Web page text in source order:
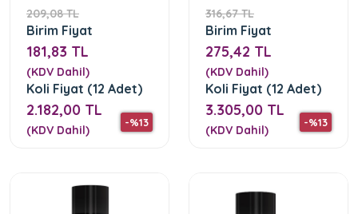
209,08 TL
-%13
Birim Fiyat
181,83 TL
(KDV Dahil)
Koli Fiyat (12 Adet)
2.182,00 TL
(KDV Dahil)
316,67 TL
-%13
Birim Fiyat
275,42 TL
(KDV Dahil)
Koli Fiyat (12 Adet)
3.305,00 TL
(KDV Dahil)